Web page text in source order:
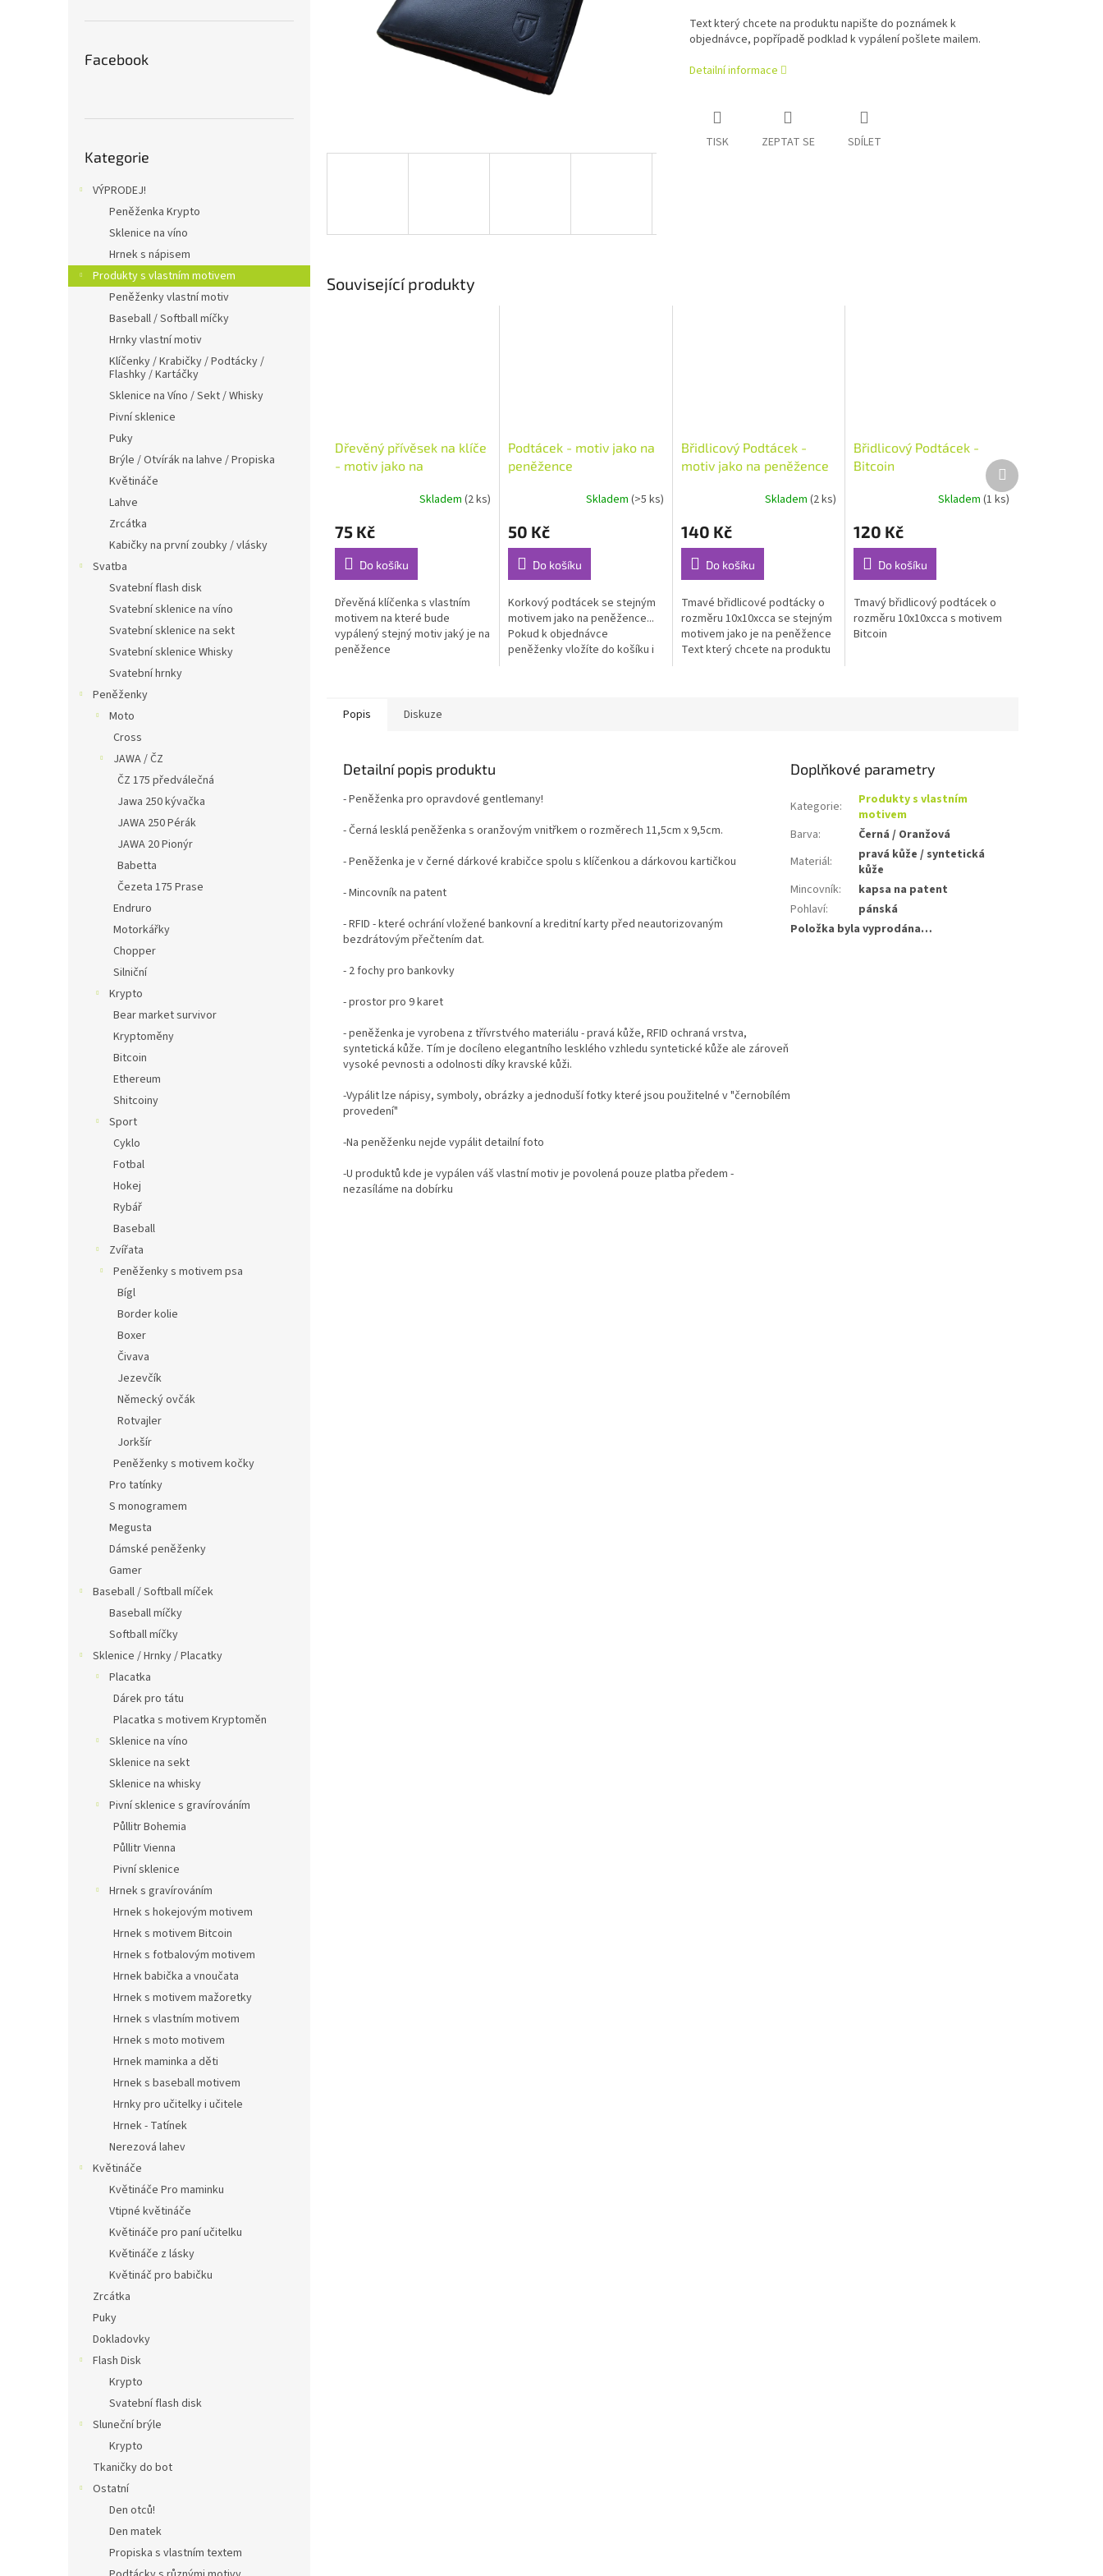
Facebook
kategorie
Kategorie
VÝPRODEJ!
Peněženka Krypto
Sklenice na víno
Hrnek s nápisem
Produkty s vlastním motivem
Peněženky vlastní motiv
Baseball / Softball míčky
Hrnky vlastní motiv
Klíčenky / Krabičky / Podtácky /
Flashky / Kartáčky
Sklenice na Víno / Sekt / Whisky
Pivní sklenice
Puky
Brýle / Otvírák na lahve / Propiska
Květináče
Lahve
Zrcátka
Kabičky na první zoubky / vlásky
Svatba
Svatební flash disk
Svatební sklenice na víno
Svatební sklenice na sekt
Svatební sklenice Whisky
Svatební hrnky
Peněženky
Moto
Cross
JAWA / ČZ
ČZ 175 předválečná
Jawa 250 kývačka
JAWA 250 Pérák
JAWA 20 Pionýr
Babetta
Čezeta 175 Prase
Endruro
Motorkářky
Chopper
Silniční
Krypto
Bear market survivor
Kryptoměny
Bitcoin
Ethereum
Shitcoiny
Sport
Cyklo
Fotbal
Hokej
Rybář
Baseball
Zvířata
Peněženky s motivem psa
Bígl
Border kolie
Boxer
Čivava
Jezevčík
Německý ovčák
Rotvajler
Jorkšír
Peněženky s motivem kočky
Pro tatínky
S monogramem
Megusta
Dámské peněženky
Gamer
Baseball / Softball míček
Baseball míčky
Softball míčky
Sklenice / Hrnky / Placatky
Placatka
Dárek pro tátu
Placatka s motivem Kryptoměn
Sklenice na víno
Sklenice na sekt
Sklenice na whisky
Pivní sklenice s gravírováním
Půllitr Bohemia
Půllitr Vienna
Pivní sklenice
Hrnek s gravírováním
Hrnek s hokejovým motivem
Hrnek s motivem Bitcoin
Hrnek s fotbalovým motivem
Hrnek babička a vnoučata
Hrnek s motivem mažoretky
Hrnek s vlastním motivem
Hrnek s moto motivem
Hrnek maminka a děti
Hrnek s baseball motivem
Hrnky pro učitelky i učitele
Hrnek - Tatínek
Nerezová lahev
Květináče
Květináče Pro maminku
Vtipné květináče
Květináče pro paní učitelku
Květináče z lásky
Květináč pro babičku
Zrcátka
Puky
Dokladovky
Flash Disk
Krypto
Svatební flash disk
Sluneční brýle
Krypto
Tkaničky do bot
Ostatní
Den otců!
Den matek
Propiska s vlastním textem
Text který chcete na produktu napište do poznámek k
objednávce, popřípadě podklad k vypálení pošlete mailem.
Detailní informace
TISK ZEPTAT SE SDÍLET
Související produkty
Dřevěný přívěsek na klíče
- motiv jako na
produktu
je
5,0
z
5
hvězdiček.
Skladem (2 ks)
75 Kč
Do košíku
Dřevěná klíčenka s vlastním
motivem na které bude
vypálený stejný motiv jaký je na
peněžence
Podtácek - motiv jako na
peněžence
Skladem (>5 ks)
50 Kč
Do košíku
Korkový podtácek se stejným
motivem jako na peněžence...
Pokud k objednávce
peněženky vložíte do košíku i
Břidlicový Podtácek -
motiv jako na peněžence
Skladem(2 ks)
140 Kč
Do košíku
Tmavé břidlicové podtácky o
rozměru 10x10xcca se stejným
motivem jako je na peněžence
Text který chcete na produktu
Břidlicový Podtácek -
Bitcoin
Skladem (1 ks)
120 Kč
Do košíku
Tmavý břidlicový podtácek o
rozměru 10x10xcca s motivem
Bitcoin
Další
produkt
Popis Diskuze
Detailní popis produktu
- Peněženka pro opravdové gentlemany!
- Černá lesklá peněženka s oranžovým vnitřkem o rozměrech 11,5cm x 9,5cm.
- Peněženka je v černé dárkové krabičce spolu s klíčenkou a dárkovou kartičkou
- Mincovník na patent
- RFID -které ochrání vložené bankovní a kreditní karty před neautorizovaným
bezdrátovým přečtením dat.
- 2 fochy pro bankovky
- prostor pro 9 karet
- peněženka je vyrobena z třívrstvého materiálu - pravá kůže, RFID ochraná vrstva,
syntetická kůže. Tím je docíleno elegantního lesklého vzhledu syntetické kůže ale zároveň
vysoké pevnosti a odolnosti díky kravské kůži.
-Vypálit lze nápisy, symboly, obrázky a jednoduší fotky které jsou použitelné v "černobílém
provedení"
-Na peněženku nejde vypálit detailní foto
-U produktů kde je vypálen váš vlastní motiv je povolená pouze platba předem -
nezasíláme na dobírku
Doplňkové parametry
Kategorie:
Produkty s vlastním
motivem
Barva:
Černá / Oranžová
Materiál:
pravá kůže / syntetická
kůže
Mincovník:
kapsa na patent
Pohlaví:
pánská
Položka byla vyprodána…